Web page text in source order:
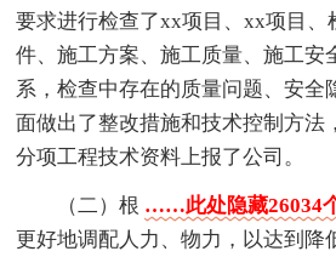
要求进行检查了xx项目、xx项目、
件、施工方案、施工质量、施工安
系，检查中存在的质量问题、安全
面做出了整改措施和技术控制方法
分项工程技术资料上报了公司。
（二）根 ……此处隐藏
更好地调配人力、物力，以达到降